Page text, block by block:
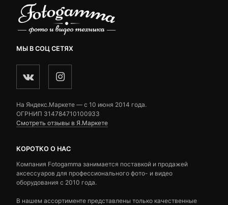
МЫ В СОЦ СЕТЯХ
На Яндекс.Маркете — c 10 июня 2014 года.
ОГРНИП 314784710100933
Смотреть отзывы в Я.Маркете
КОРОТКО О НАС
Компания Fotogamma занимается поставкой и продажей
аксессуаров для профессионального фото- и видео
оборудования с 2010 года.
В нашем ассортименте представлены только качественные